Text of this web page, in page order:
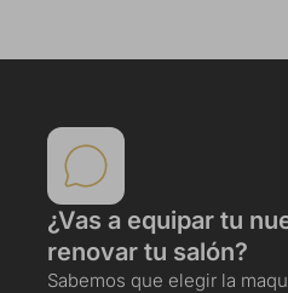
¿Vas a equipar tu
renovar tu salón?
Sabemos que elegir la